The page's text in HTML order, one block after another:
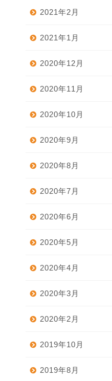
2021年2月
2021年1月
2020年12月
2020年11月
2020年10月
2020年9月
2020年8月
2020年7月
2020年6月
2020年5月
2020年4月
2020年3月
2020年2月
2019年10月
2019年8月